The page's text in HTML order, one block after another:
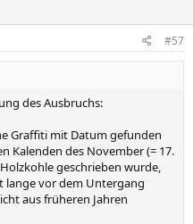
#57
des Ausbruchs:
Graffiti mit Datum gefunden
Kalenden des November (= 17.
geschrieben wurde,
lange vor dem Untergang
aus früheren Jahren